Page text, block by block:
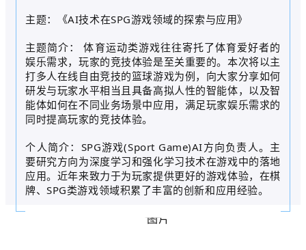
主题：《AI技术在SPG游戏领域的探索与应用》
主题简介： 体育运动类游戏往往寄托了体育爱好者的
娱乐需求，玩家的竞技体验是至关重要的。本次将以主
打多人在线自由竞技的篮球游戏为例，向大家分享如何
研发与玩家水平相当且具备高拟人性的智能体，以及智
能体如何在不同业务场景中应用，满足玩家娱乐需求的
同时提高玩家的竞技体验。
个人简介：SPG游戏(Sport Game)AI方向负责人。主
要研究方向为深度学习和强化学习技术在游戏中的落地
应用。近年来致力于为玩家提供更好的游戏体验，在棋
牌、SPG类游戏领域积累了丰富的创新和应用经验。